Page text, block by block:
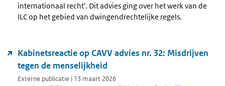
internationaal recht'. Dit advies ging over het werk van de
ILC op het gebied van dwingendrechtelijke regels.
Kabinetsreactie op CAVV advies nr. 32: Misdrijven
tegen de menselijkheid
Externe publicatie | 13 maart 2026